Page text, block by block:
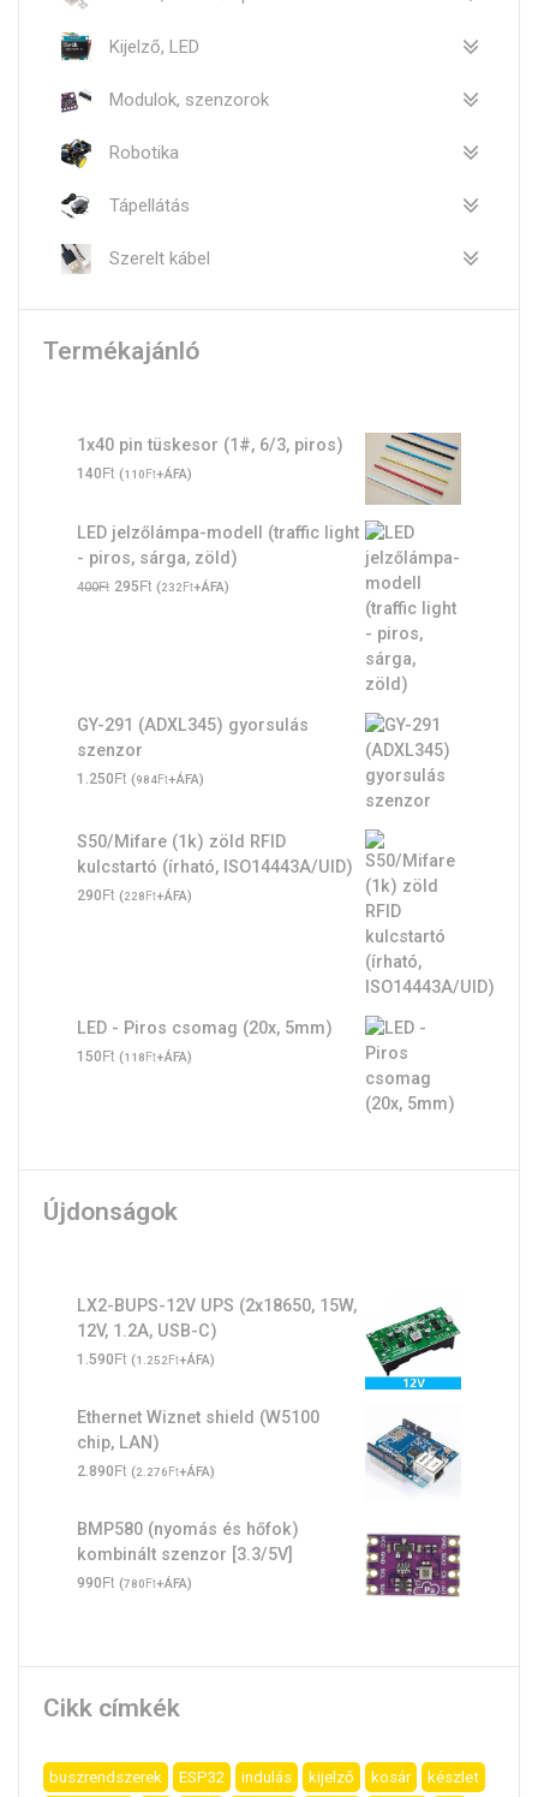
Kijelző, LED
Modulok, szenzorok
Robotika
Tápellátás
Szerelt kábel
Termékajánló
1x40 pin tüskesor (1#, 6/3, piros)
140Ft (110Ft+ÁFA)
LED jelzőlámpa-modell (traffic light
- piros, sárga, zöld)
400Ft Original
295FtCurrent
(232Ft+ÁFA)
GY-291 (ADXL345) gyorsulás
szenzor
1.250Ft (984Ft+ÁFA)
S50/Mifare (1k) zöld RFID
kulcstartó (írható, ISO14443A/UID)
290Ft (228Ft+ÁFA)
LED - Piros csomag (20x, 5mm)
150Ft (118Ft+ÁFA)
Újdonságok
LX2-BUPS-12V UPS (2x18650, 15W,
12V, 1.2A, USB-C)
1.590Ft (1.252Ft+ÁFA)
Ethernet Wiznet shield (W5100
chip, LAN)
2.890Ft (2.276Ft+ÁFA)
BMP580 (nyomás és hőfok)
kombinált szenzor [3.3/5V]
990Ft (780Ft+ÁFA)
Cikk címkék
buszrendszerek ESP32 indulás kijelző kosár
készlet